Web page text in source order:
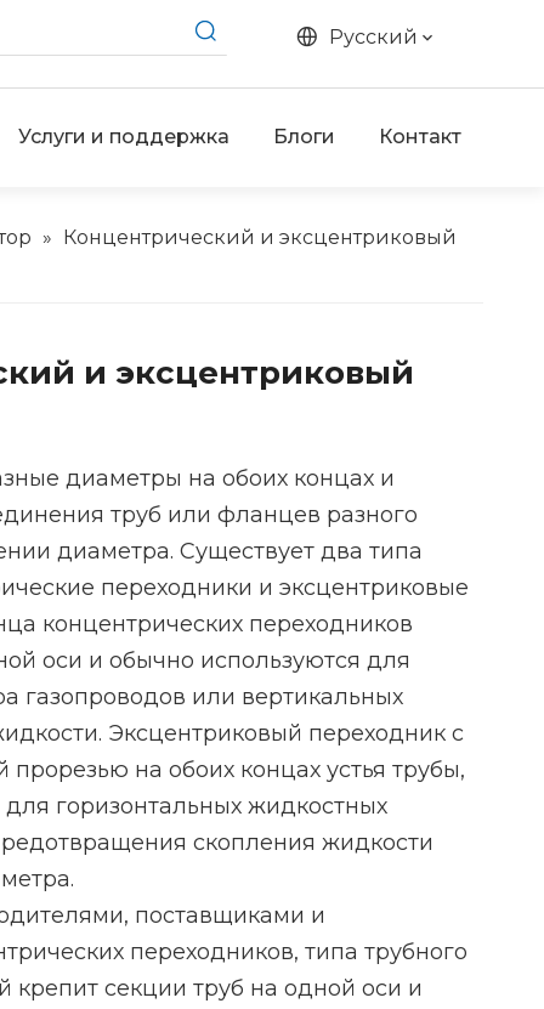
Pусский
Услуги и поддержка Блоги Контакт
» Концентрический и эксцентриковый
и эксцентриковый
диаметры на обоих концах и
труб или фланцев разного
диаметра. Существует два типа
переходники и эксцентриковые
концентрических переходников
оси и обычно используются для
газопроводов или вертикальных
Эксцентриковый переходник с
на обоих концах устья трубы,
для горизонтальных жидкостных
скопления жидкости
поставщиками и
переходников, типа трубного
крепит секции труб на одной оси и